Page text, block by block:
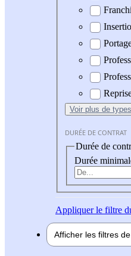
Voir plus de
DURÉE DE CONTRAT
Durée de
Durée
Appliquerle filtre
Afficher les filtres de